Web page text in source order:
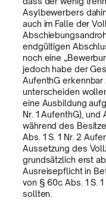
Asylbewerbers
auch im Falle der
endgültigen
noch eine
jedoch habe der
AufenthG erkennbar
unterscheiden
eine Ausbildung
Nr. 1 AufenthG),
während des
Abs. 1 S. 1 Nr. 2
Aussetzung des
grundsätzlich erst
Ausreisepflicht in
von § 60c Abs. 1 S.
sollten.